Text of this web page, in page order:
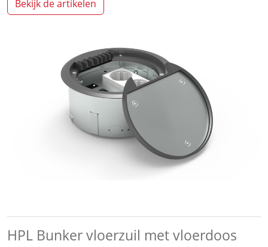
Bekijk de artikelen
HPL Bunker vloerzuil met vloerdoos